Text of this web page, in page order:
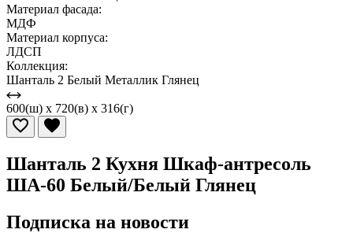
Материал фасада:
МДФ
Материал корпуса:
ЛДСП
Коллекция:
Шанталь 2 Белый Металлик Глянец
600(ш) x 720(в) x 316(г)
Шанталь 2 Кухня Шкаф-антресоль
ША-60 Белый/Белый Глянец
Подписка на новости